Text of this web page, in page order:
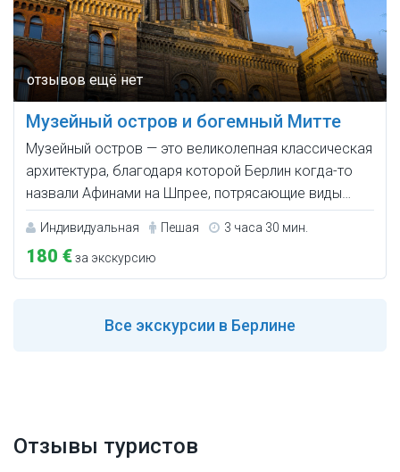
Музейный остров и богемный Митте
Музейный остров — это великолепная классическая
архитектура, благодаря которой Берлин когда-то
назвали Афинами на Шпрее, потрясающие виды…
Индивидуальная Пешая 3 часа 30 мин.
180 €за экскурсию
Все экскурсии в Берлине
Отзывы туристов